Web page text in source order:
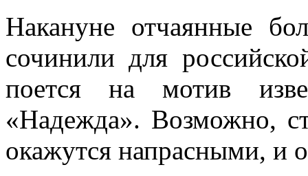
Накануне отчаянные
сочинили для
поется на мотив
«Надежда». Возможно,
окажутся напрасными, и